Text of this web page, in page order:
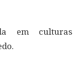
em culturas